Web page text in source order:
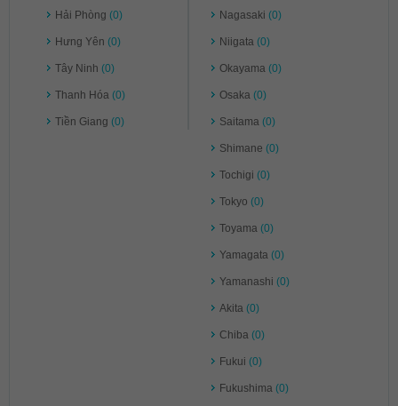
Hải Phòng (0)
Hưng Yên (0)
Tây Ninh (0)
Thanh Hóa (0)
Tiền Giang (0)
Nagasaki (0)
Niigata (0)
Okayama (0)
Osaka (0)
Saitama (0)
Shimane (0)
Tochigi (0)
Tokyo (0)
Toyama (0)
Yamagata (0)
Yamanashi (0)
Akita (0)
Chiba (0)
Fukui (0)
Fukushima (0)